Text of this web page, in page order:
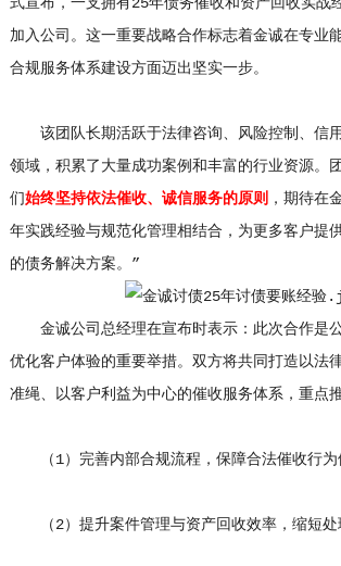
加入公司。这一重要战略合作标志着金诚在专业
合规服务体系建设方面迈出坚实一步。
该团队长期活跃于法律咨询、风险控制、信
领域，积累了大量成功案例和丰富的行业资源。
们始终坚持依法催收、诚信服务的原则 ，期待在
年实践经验与规范化管理相结合，为更多客户提
的债务解决方案。”
金诚公司总经理在宣布时表示：此次合作是公
优化客户体验的重要举措。双方将共同打造以法
准绳、以客户利益为中心的催收服务体系，重点
（1）完善内部合规流程，保障合法催收行为
（2）提升案件管理与资产回收效率，缩短处